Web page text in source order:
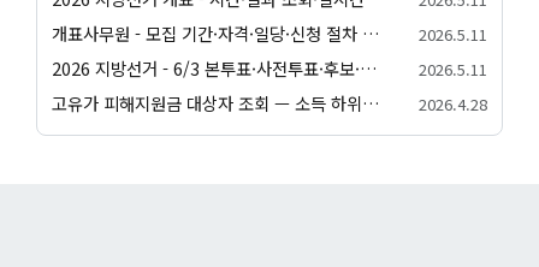
개표사무원 - 모집 기간·자격·일당·신청 절차 안내 2026.5.11
2026 지방선거 - 6/3 본투표·사전투표·후보·일정 종합 안내 2026.5.11
고유가 피해지원금 대상자 조회 — 소득 하위 70% 자가진단·가구원수별 건강보험료 기준 2026.4.28